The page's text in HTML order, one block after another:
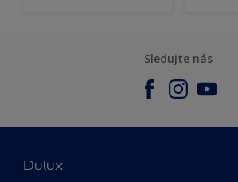
Sledujte nás
Dulux